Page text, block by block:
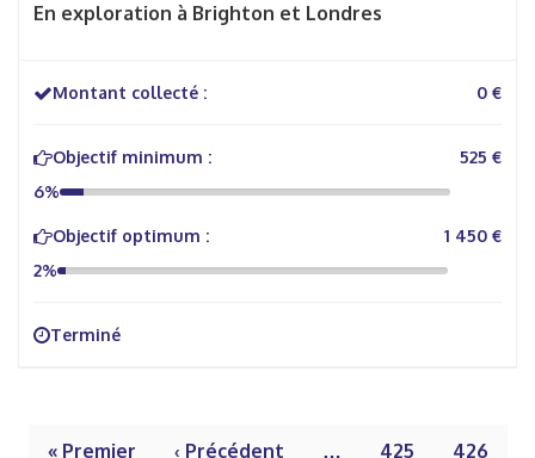
En exploration à Brighton et Londres
Montant collecté : 0 €
Objectif minimum :
525 €
6%
Objectif optimum :
1 450 €
2%
Terminé
« Premier ‹ Précédent … 425 426